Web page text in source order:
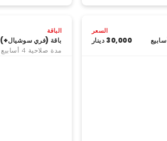
السعر
30,000 دینار
الباقة
باقة (فري سوشيال+) 50GB لـ4 أسابيع
مدة صلاحية 4 أسابيع